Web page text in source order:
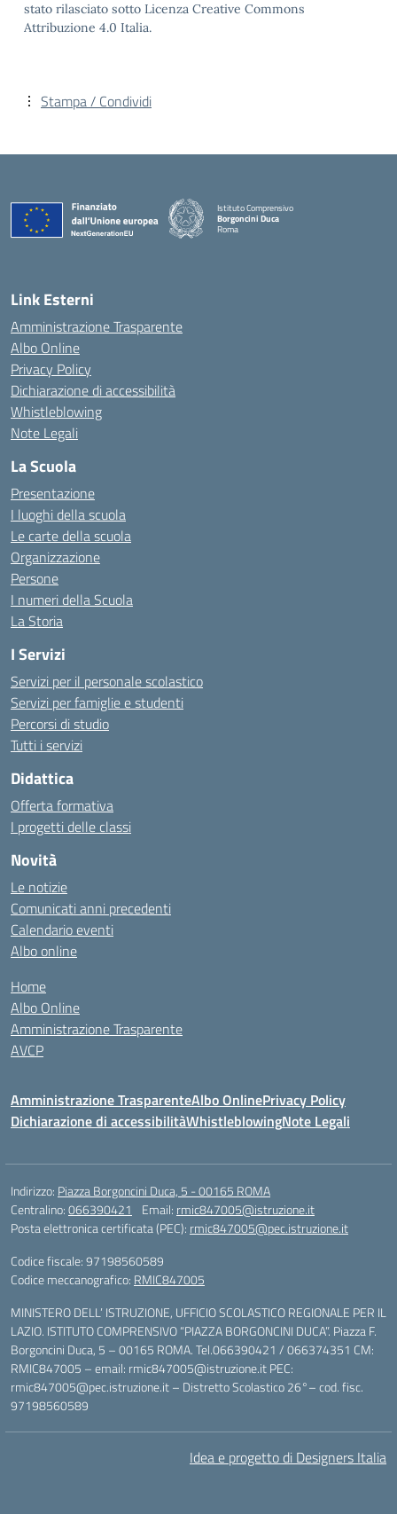
stato rilasciato sotto Licenza Creative Commons
Attribuzione 4.0 Italia.
Stampa / Condividi
Istituto Comprensivo
Borgoncini Duca
Roma
Link Esterni
Amministrazione Trasparente
Albo Online
Privacy Policy
Dichiarazione di accessibilità
Whistleblowing
Note Legali
La Scuola
Presentazione
I luoghi della scuola
Le carte della scuola
Organizzazione
Persone
I numeri della Scuola
La Storia
I Servizi
Servizi per il personale scolastico
Servizi per famiglie e studenti
Percorsi di studio
Tutti i servizi
Didattica
Offerta formativa
I progetti delle classi
Novità
Le notizie
Comunicati anni precedenti
Calendario eventi
Albo online
Home
Albo Online
Amministrazione Trasparente
AVCP
Amministrazione TrasparenteAlbo OnlinePrivacy Policy
Dichiarazione di accessibilitàWhistleblowingNote Legali
Indirizzo: Piazza Borgoncini Duca, 5 - 00165 ROMA
Centralino:066390421 Email: rmic847005@istruzione.it
Posta elettronica certificata (PEC): rmic847005@pec.istruzione.it
Codice fiscale: 97198560589
Codice meccanografico: RMIC847005
MINISTERO DELL’ ISTRUZIONE, UFFICIO SCOLASTICO REGIONALE PER IL
LAZIO. ISTITUTO COMPRENSIVO “PIAZZA BORGONCINI DUCA”. Piazza F.
Borgoncini Duca, 5 – 00165 ROMA. Tel.066390421 / 066374351 CM:
RMIC847005 – email: rmic847005@istruzione.it PEC:
rmic847005@pec.istruzione.it – Distretto Scolastico 26°– cod. fisc.
97198560589
Idea e progetto di Designers Italia